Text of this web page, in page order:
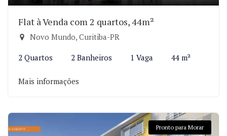
Flat à Venda com 2 quartos, 44m²
Novo Mundo, Curitiba-PR
2 Quartos 2 Banheiros 1 Vaga 44 m²
Mais informações
Pronto para Morar